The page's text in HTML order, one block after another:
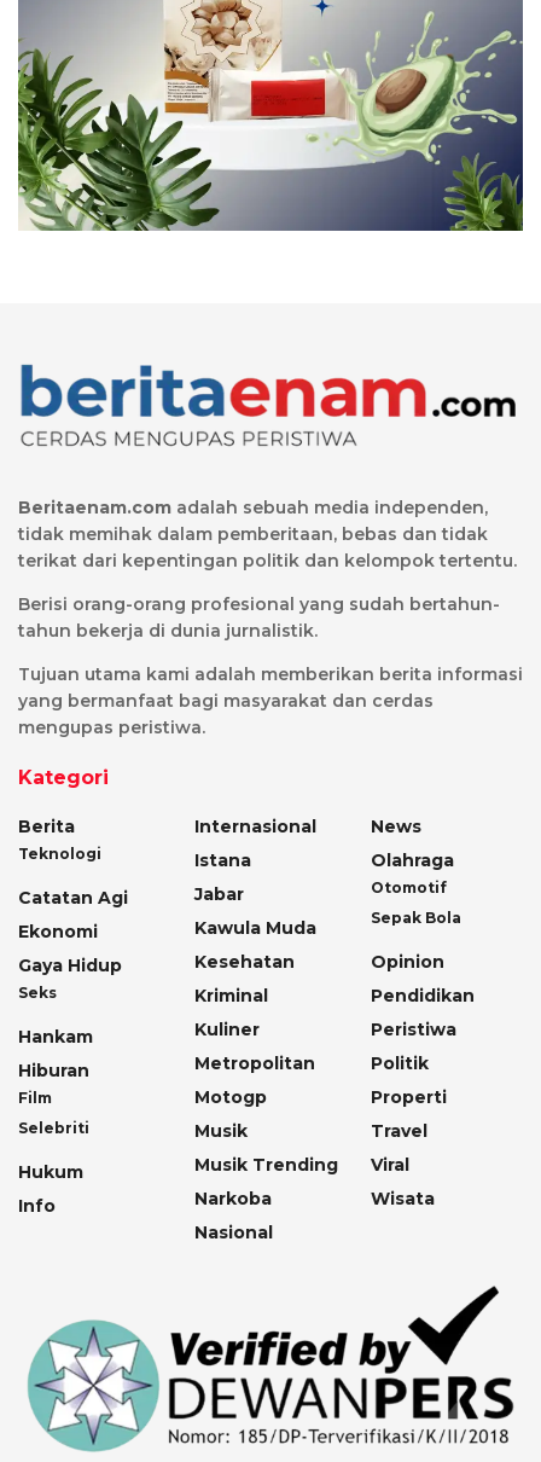
Beritaenam.com adalah sebuah media independen,
tidak memihak dalam pemberitaan, bebas dan tidak
terikat dari kepentingan politik dan kelompok tertentu.
Berisi orang-orang profesional yang sudah bertahun-
tahun bekerja di dunia jurnalistik.
Tujuan utama kami adalah memberikan berita informasi
yang bermanfaat bagi masyarakat dan cerdas
mengupas peristiwa.
Kategori
Berita
Teknologi
Catatan Agi
Ekonomi
Gaya Hidup
Seks
Hankam
Hiburan
Film
Selebriti
Hukum
Info
Internasional
Istana
Jabar
Kawula Muda
Kesehatan
Kriminal
Kuliner
Metropolitan
Motogp
Musik
Musik Trending
Narkoba
Nasional
News
Olahraga
Otomotif
Sepak Bola
Opinion
Pendidikan
Peristiwa
Politik
Properti
Travel
Viral
Wisata